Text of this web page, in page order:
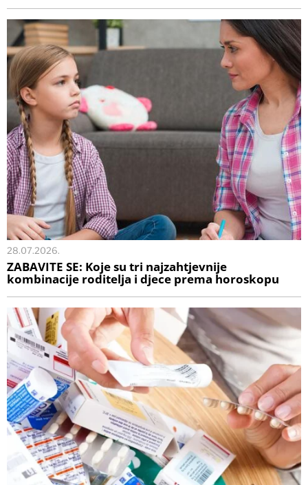
28.07.2026.
ZABAVITE SE: Koje su tri najzahtjevnije
kombinacije roditelja i djece prema horoskopu